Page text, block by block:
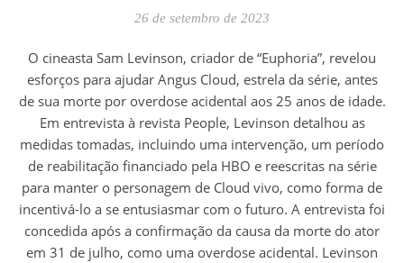
26 de setembro de 2023
O cineasta Sam Levinson, criador de “Euphoria”, revelou
esforços para ajudar Angus Cloud, estrela da série, antes
de sua morte por overdose acidental aos 25 anos de idade.
Em entrevista à revista People, Levinson detalhou as
medidas tomadas, incluindo uma intervenção, um período
de reabilitação financiado pela HBO e reescritas na série
para manter o personagem de Cloud vivo, como forma de
incentivá-lo a se entusiasmar com o futuro. A entrevista foi
concedida após a confirmação da causa da morte do ator
em 31 de julho, como uma overdose acidental. Levinson